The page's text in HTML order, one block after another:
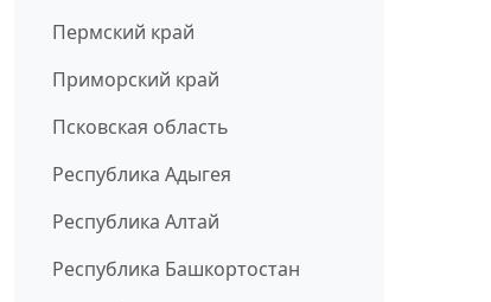
Пермский край
Приморский край
Псковская область
Республика Адыгея
Республика Алтай
Республика Башкортостан